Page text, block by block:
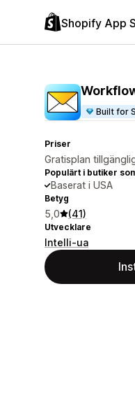
Shopify App
Built for
Priser
Gratisplan
Populärt i butiker
Baserat i USA
Betyg
5,0 (41)
Utvecklare
Intelli-ua